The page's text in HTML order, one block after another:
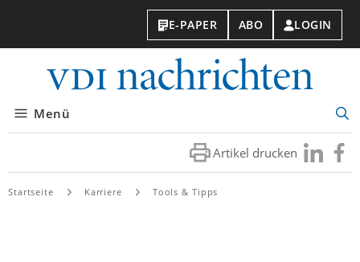
E-PAPER ABO LOGIN
Menü
Artikel drucken Besuchen
Sie
Sie
Startseite Karriere Tools & Tipps